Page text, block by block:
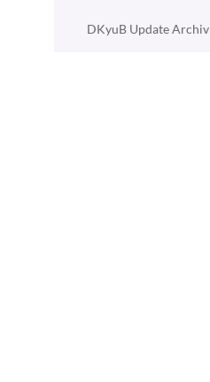
DKyuB Update Archiv